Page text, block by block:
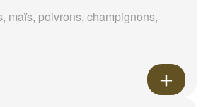
maïs, poivrons, champignons,